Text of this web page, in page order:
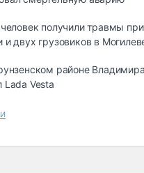
получили травмы
и двух грузовиков в
районе
Lada Vesta